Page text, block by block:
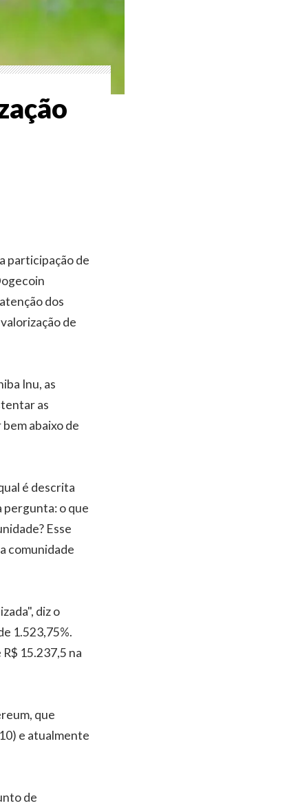
participação de
dos
de
Inu, as
as
abaixo de
é descrita
pergunta: o que
Esse
comunidade
diz o
1.523,75%.
15.237,5 na
que
e atualmente
de